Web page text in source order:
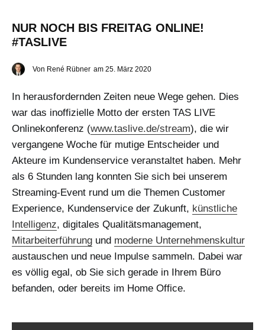
NUR NOCH BIS FREITAG ONLINE!
#TASLIVE
Von René Rübner am 25. März 2020
In herausfordernden Zeiten neue Wege gehen. Dies
war das inoffizielle Motto der ersten TAS LIVE
Onlinekonferenz (www.taslive.de/stream), die wir
vergangene Woche für mutige Entscheider und
Akteure im Kundenservice veranstaltet haben. Mehr
als 6 Stunden lang konnten Sie sich bei unserem
Streaming-Event rund um die Themen Customer
Experience, Kundenservice der Zukunft, künstliche
Intelligenz, digitales Qualitätsmanagement,
Mitarbeiterführung und moderne Unternehmenskultur
austauschen und neue Impulse sammeln. Dabei war
es völlig egal, ob Sie sich gerade in Ihrem Büro
befanden, oder bereits im Home Office.